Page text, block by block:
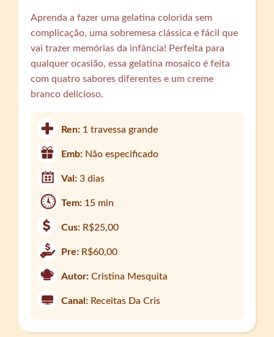
Aprenda a fazer uma gelatina colorida sem
complicação, uma sobremesa clássica e fácil que
vai trazer memórias da infância! Perfeita para
qualquer ocasião, essa gelatina mosaico é feita
com quatro sabores diferentes e um creme
branco delicioso.
Ren: 1 travessa grande
Emb: Não especificado
Val:3 dias
Tem: 15 min
Cus: R$25,00
Pre: R$60,00
Autor: Cristina Mesquita
Canal: Receitas Da Cris